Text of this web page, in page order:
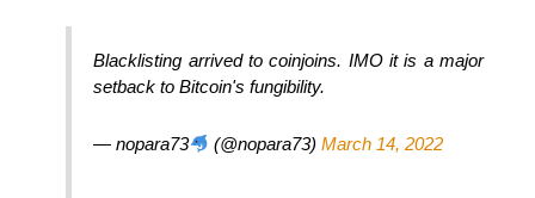
Blacklisting arrived to coinjoins. IMO it is a major
setback to Bitcoin's fungibility.
— nopara73 (@nopara73)March 14, 2022